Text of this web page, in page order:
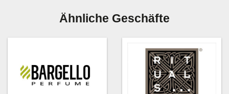
Ähnliche Geschäfte